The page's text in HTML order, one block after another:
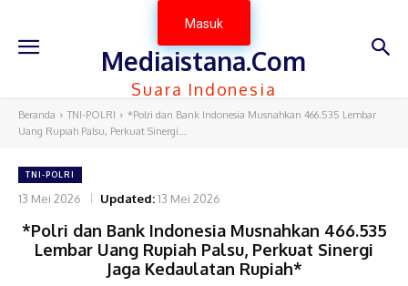
Masuk
Mediaistana.Com
Suara Indonesia
Beranda TNI-POLRI
*Polri dan Bank Indonesia Musnahkan 466.535 Lembar
Uang Rupiah Palsu, Perkuat Sinergi...
TNI-POLRI
13 Mei 2026 Updated:13 Mei 2026
*Polri dan Bank Indonesia Musnahkan 466.535
Lembar Uang Rupiah Palsu, Perkuat Sinergi
Jaga Kedaulatan Rupiah*